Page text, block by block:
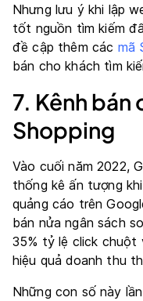
Nhưng lưu ý khi lập
tốt nguồn tìm kiếm
đề cập thêm các mã
bán cho khách tìm
7. Kênh bán
Shopping
Vào cuối năm 2022,
thống kê ấn tượng
quảng cáo trên
bán nửa ngân sách
35% tỷ lệ click chuột
hiệu quả doanh thu
Những con số này